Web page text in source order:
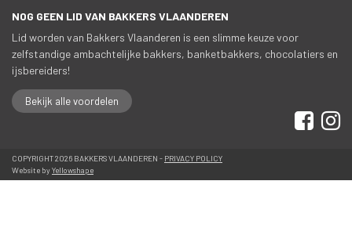
NOG GEEN LID VAN BAKKERS VLAANDEREN
Lid worden van Bakkers Vlaanderen is een slimme keuze voor
zelfstandige ambachtelijke bakkers, banketbakkers, chocolatiers en
ijsbereiders!
Bekijk alle voordelen
COPYRIGHT 2026 BAKKERS VLAANDEREN - PRIVACY POLICY
Website by Yellowshape